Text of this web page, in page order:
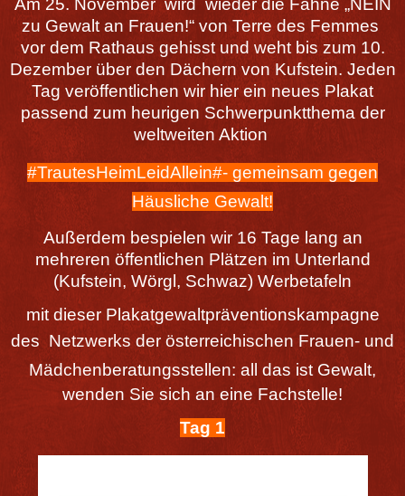
zu Gewalt an Frauen!“ von Terre des Femmes
vor dem Rathaus gehisst und weht bis zum 10.
Dezember über den Dächern von Kufstein. Jeden
Tag veröffentlichen wir hier ein neues Plakat
passend zum heurigen Schwerpunktthema der
weltweiten Aktion
#TrautesHeimLeidAllein#- gemeinsam gegen
Häusliche Gewalt!
Außerdem bespielen wir 16 Tage lang an
mehreren öffentlichen Plätzen im Unterland
(Kufstein, Wörgl, Schwaz) Werbetafeln
mit dieser Plakatgewaltpräventionskampagne
des Netzwerks der österreichischen Frauen- und
Mädchenberatungsstellen: all das ist Gewalt,
wenden Sie sich an eine Fachstelle!
Tag 1